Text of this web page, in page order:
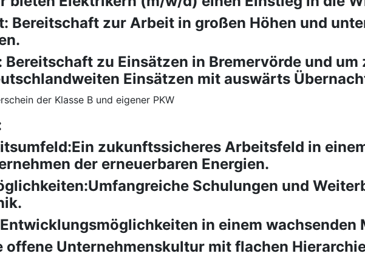
Bereitschaft zur Arbeit in großen Höhen und
zu Einsätzen in Bremervörde und um
Einsätzen mit auswärts
der Klasse B und eigener PKW
zukunftssicheres Arbeitsfeld in
der erneuerbaren Energien.
Schulungen und
in einem wachsenden
offene Unternehmenskultur mit flachen